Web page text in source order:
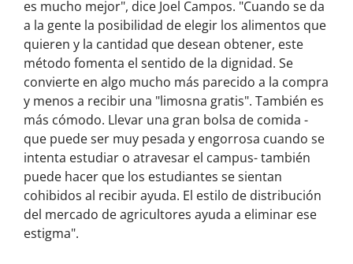
es mucho mejor", dice Joel Campos. "Cuando se da
a la gente la posibilidad de elegir los alimentos que
quieren y la cantidad que desean obtener, este
método fomenta el sentido de la dignidad. Se
convierte en algo mucho más parecido a la compra
y menos a recibir una "limosna gratis". También es
más cómodo. Llevar una gran bolsa de comida -
que puede ser muy pesada y engorrosa cuando se
intenta estudiar o atravesar el campus- también
puede hacer que los estudiantes se sientan
cohibidos al recibir ayuda. El estilo de distribución
del mercado de agricultores ayuda a eliminar ese
estigma".